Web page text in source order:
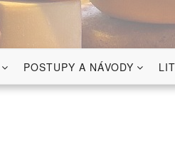
POSTUPY A NÁVODY